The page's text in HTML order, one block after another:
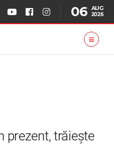
06 AUG
2026
prezent, trăiește